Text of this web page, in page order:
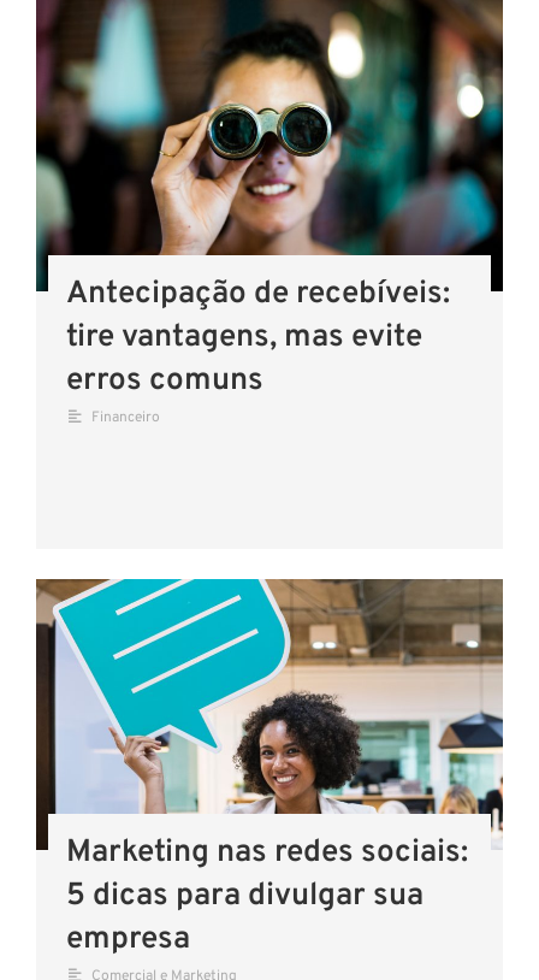
Antecipação de recebíveis:
tire vantagens, mas evite
erros comuns
Financeiro
Marketing nas redes sociais:
5 dicas para divulgar sua
empresa
Comercial e Marketing